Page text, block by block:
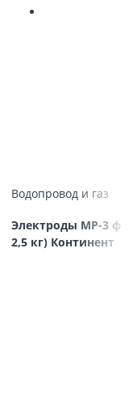
Водопровод и газ
Электроды МР-3 ф
2,5 кг) Континент